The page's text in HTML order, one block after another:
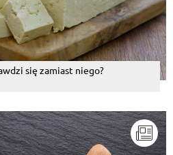
się zamiast niego?